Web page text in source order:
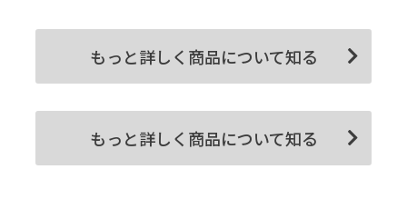
もっと詳しく商品について知る
もっと詳しく商品について知る